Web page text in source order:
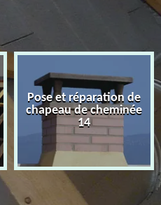
Pose et réparation de
chapeau de cheminée
14